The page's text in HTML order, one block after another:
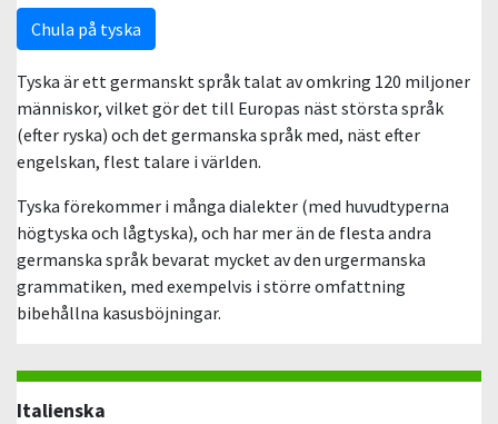
Chula på tyska
Tyska är ett germanskt språk talat av omkring 120 miljoner
människor, vilket gör det till Europas näst största språk
(efter ryska) och det germanska språk med, näst efter
engelskan, flest talare i världen.
Tyska förekommer i många dialekter (med huvudtyperna
högtyska och lågtyska), och har mer än de flesta andra
germanska språk bevarat mycket av den urgermanska
grammatiken, med exempelvis i större omfattning
bibehållna kasusböjningar.
Italienska